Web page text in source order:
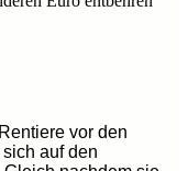
vor den
auf den